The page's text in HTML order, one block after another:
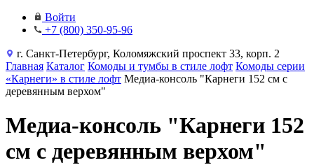
Войти
+7 (800) 350-95-96
г. Санкт-Петербург, Коломяжский проспект 33, корп. 2
Главная Каталог Комоды и тумбы в стиле лофт Комоды серии
«Карнеги» в стиле лофт Медиа-консоль "Карнеги 152 см с
деревянным верхом"
Медиа-консоль "Карнеги 152
см с деревянным верхом"